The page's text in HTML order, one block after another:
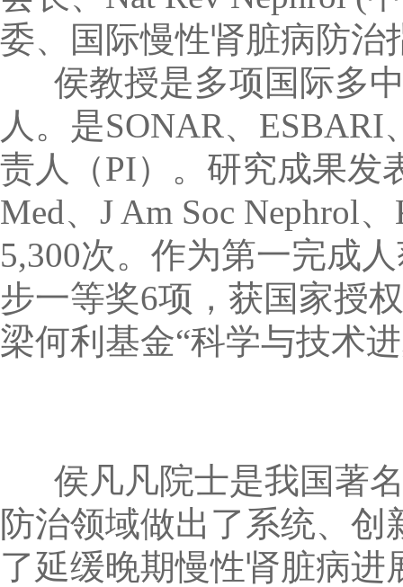
委、国际慢性肾脏病防
侯教授是多项国际多中
人。是SONAR、
责人（PI）。研究成果发
Med、J Am Soc Nephrol
5,300次。作为第一完成
步一等奖6项，获国家授
梁何利基金“科学与技术
侯凡凡院士是我国著名
防治领域做出了系统、
了延缓晚期慢性肾脏病